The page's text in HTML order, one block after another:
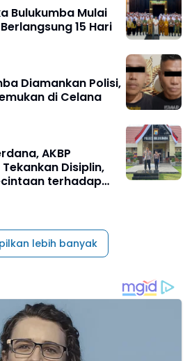
Bulukumba Mulai
15 Hari
Diamankan Polisi,
di Celana
AKBP
Disiplin,
terhadap
lebih banyak